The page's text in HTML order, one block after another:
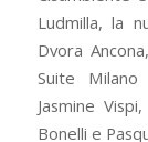
Ludmilla, la
Dvora
Suite
Jasmine
Bonelli e